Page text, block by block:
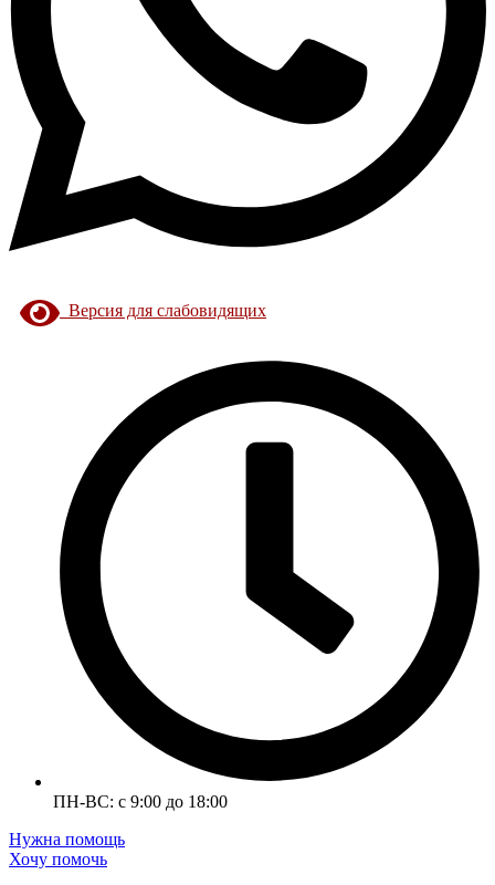
Версия для слабовидящих
ПН-ВС: с 9:00 до 18:00
Нужна помощь
Хочу помочь